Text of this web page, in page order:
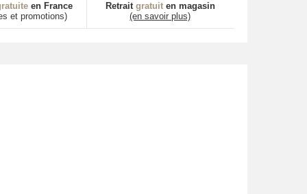
en France
et promotions)
Retrait gratuiten magasin
(en savoir plus)